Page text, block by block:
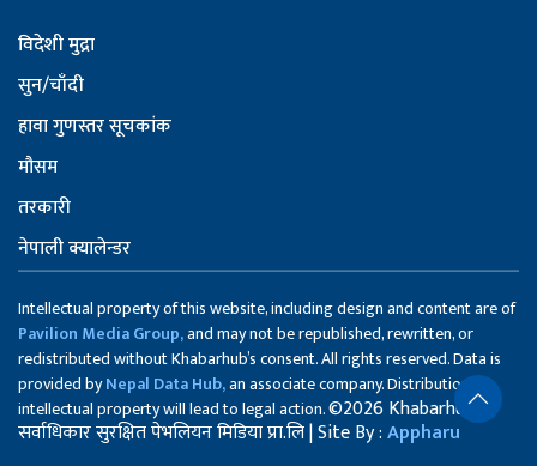
विदेशी मुद्रा
सुन/चाँदी
हावा गुणस्तर सूचकांक
मौसम
तरकारी
नेपाली क्यालेन्डर
Intellectual property of this website, including design and content are of
Pavilion Media Group,and may not be republished, rewritten, or
redistributed without Khabarhub’s consent. All rights reserved. Data is
provided byNepal Data Hub,an associate company. Distribution of
intellectual property will lead to legal action.©2026 Khabarhub
सर्वाधिकार सुरक्षित पेभलियन मिडिया प्रा.लि | Site By :Appharu